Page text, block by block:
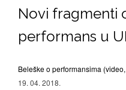
Novi fragmenti
performans u
Beleške o performansima
19. 04. 2018.